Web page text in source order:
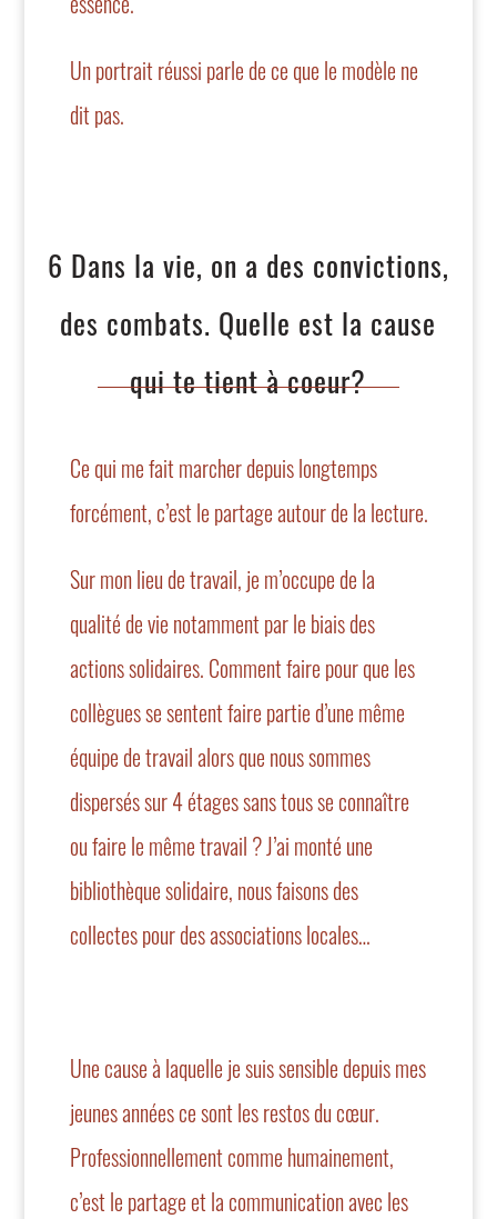
Un portrait réussi parle de ce que le modèle ne
dit pas.
6 Dans la vie, on a des convictions,
des combats. Quelle est la cause
qui te tient à coeur?
Ce qui me fait marcher depuis longtemps
forcément, c’est le partage autour de la lecture.
Sur mon lieu de travail, je m’occupe de la
qualité de vie notamment par le biais des
actions solidaires. Comment faire pour que les
collègues se sentent faire partie d’une même
équipe de travail alors que nous sommes
dispersés sur 4 étages sans tous se connaître
ou faire le même travail ? J’ai monté une
bibliothèque solidaire, nous faisons des
collectes pour des associations locales…
Une cause à laquelle je suis sensible depuis mes
jeunes années ce sontles restos du cœur.
Professionnellement comme humainement,
c’est le partage et la communication avec les